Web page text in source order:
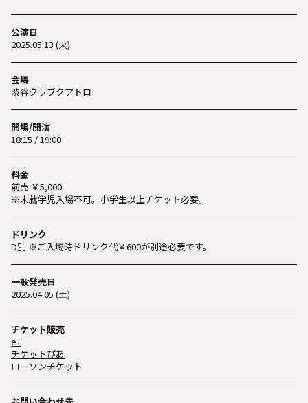
公演日
2025.05.13 (火)
会場
渋谷クラブクアトロ
開場/開演
18:15 / 19:00
料金
前売 ￥5,000
※未就学児入場不可。小学生以上チケット必要。
ドリンク
D別 ※ご入場時ドリンク代￥600が別途必要です。
一般発売日
2025.04.05 (土)
チケット販売
e+
チケットぴあ
ローソンチケット